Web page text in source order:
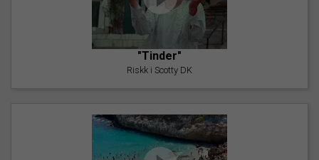
"Tinder"
Riskk i Scotty DK